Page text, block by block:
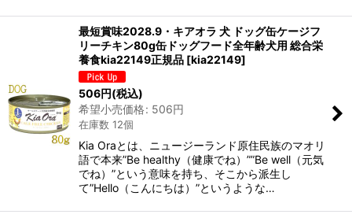
最短賞味2028.9・キアオラ 犬 ドッグ缶ケージフ
リーチキン80g缶ドッグフード全年齢犬用 総合栄
養食kia22149正規品 [kia22149]
506円(税込)
希望小売価格: 506円
在庫数 12個
Kia Oraとは、ニュージーランド原住民族のマオリ
語で本来”Be healthy（健康でね）””Be well（元気
でね）”という意味を持ち、そこから派生し
て”Hello（こんにちは）”というような…